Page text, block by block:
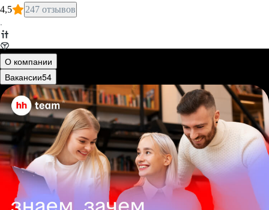
4,5 247 отзывов
·
О компании
Вакансии54